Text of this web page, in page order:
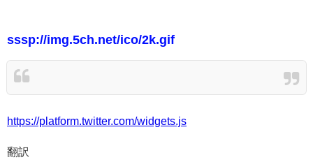
sssp://img.5ch.net/ico/2k.gif
https://platform.twitter.com/widgets.js
翻訳